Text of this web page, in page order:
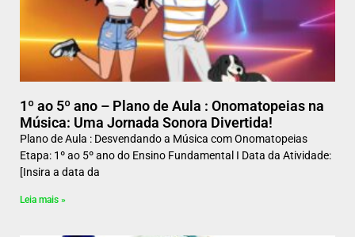
1º ao 5º ano – Plano de Aula : Onomatopeias na
Música: Uma Jornada Sonora Divertida!
Plano de Aula : Desvendando a Música com Onomatopeias
Etapa: 1º ao 5º ano do Ensino Fundamental I Data da Atividade:
[Insira a data da
Leia mais »